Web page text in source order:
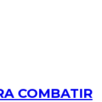
COMBATIR